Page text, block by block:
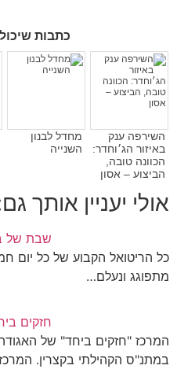
כתבות שיכולות
ענק
הג׳וחדר:
טובה,
– אסון
מחדל לבנון
השנייה
יעניין אותך גם:
שבת של
הקבוע של כל יום
ונעלם…
חזקים ביחד
"חזקים ביחד" של האגודה
הקהילתי בקצרין. המרכז